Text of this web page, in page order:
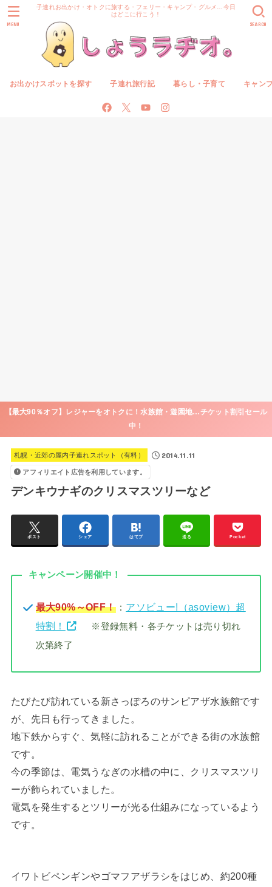
子連れお出かけ・オトクに旅する・フェリー・キャンプ・グルメ…今日
はどこに行こう！
お出かけスポットを探す 子連れ旅行記 暮らし・子育て キャン
SEARCH
MENU
【最大90％オフ】レジャーをオトクに！水族館・遊園地…チケット割引セール
中！
札幌・近郊の屋内子連れスポット（有料） 2014.11.11
アフィリエイト広告を利用しています。
デンキウナギのクリスマスツリーなど
ポスト シェア はてブ 送る Pocket
キャンペーン開催中！
最大90%～OFF！： アソビュー!（asoview）超
特割！
※登録無料・各チケットは売り切れ
次第終了
たびたび訪れている新さっぽろのサンピアザ水族館です
が、先日も行ってきました。
地下鉄からすぐ、気軽に訪れることができる街の水族館
です。
今の季節は、電気うなぎの水槽の中に、クリスマスツリ
ーが飾られていました。
電気を発生するとツリーが光る仕組みになっているよう
です。
イワトビペンギンやゴマフアザラシをはじめ、約200種